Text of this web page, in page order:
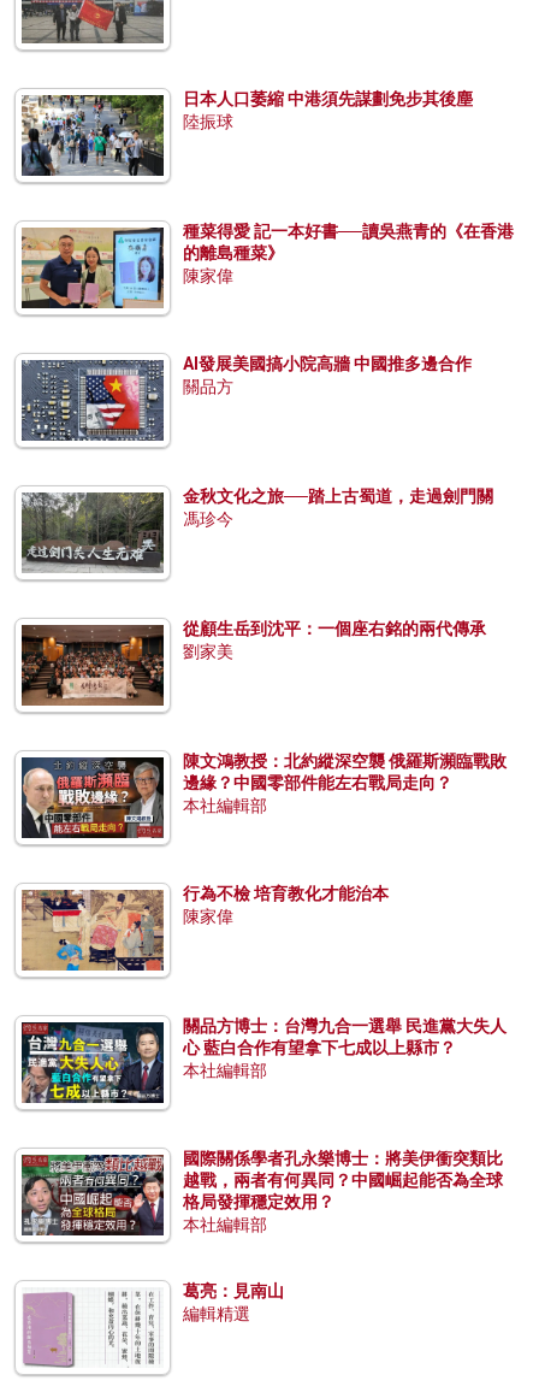
日本人口萎縮 中港須先謀劃免步其後塵
陸振球
種菜得愛 記一本好書──讀吳燕青的《在香港
的離島種菜》
陳家偉
AI發展美國搞小院高牆 中國推多邊合作
關品方
金秋文化之旅──踏上古蜀道，走過劍門關
馮珍今
從顧生岳到沈平：一個座右銘的兩代傳承
劉家美
陳文鴻教授：北約縱深空襲 俄羅斯瀕臨戰敗
邊緣？中國零部件能左右戰局走向？
本社編輯部
行為不檢 培育教化才能治本
陳家偉
關品方博士：台灣九合一選舉 民進黨大失人
心 藍白合作有望拿下七成以上縣市？
本社編輯部
國際關係學者孔永樂博士：將美伊衝突類比
越戰，兩者有何異同？中國崛起能否為全球
格局發揮穩定效用？
本社編輯部
葛亮：見南山
編輯精選